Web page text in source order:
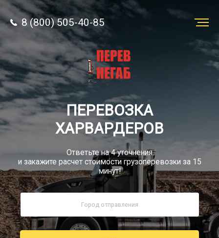
8 (800) 505-40-85
sale@simtruck-negabarit.ru
Заказать
перевозку
8 (800) 505-40-85
ПЕРЕВОЗКА
ХАРВАРДЕРОВ
Ответьте на 4 уточнения
и закажите расчет стоимости грузоперевозки за 15
минут!